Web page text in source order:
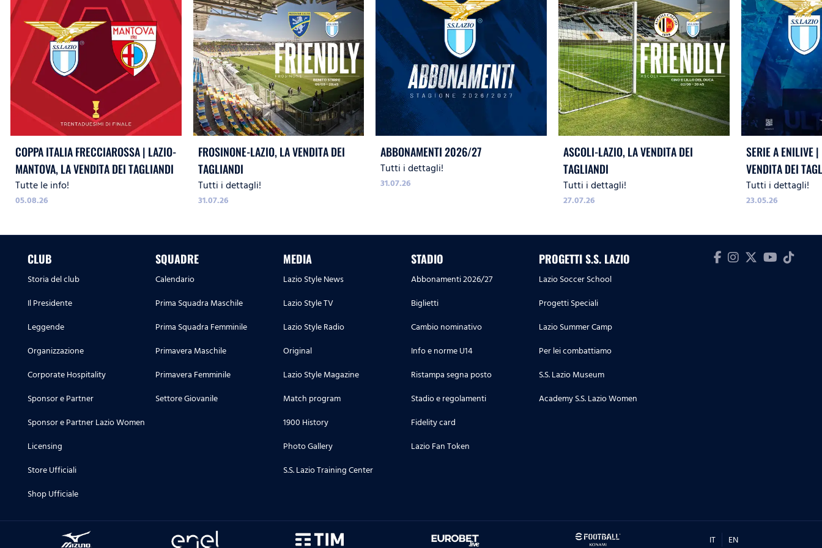
COPPA ITALIA FRECCIAROSSA | LAZIO-
MANTOVA, LA VENDITA DEI TAGLIANDI
Tutte le info!
05.08.26
FROSINONE-LAZIO, LA VENDITA DEI
TAGLIANDI
Tutti i dettagli!
31.07.26
ABBONAMENTI 2026/27
Tutti i dettagli!
31.07.26
ASCOLI-LAZIO, LA VENDITA DEI
TAGLIANDI
Tutti i dettagli!
27.07.26
SERIE A ENILIVE
VENDITA DEI
Tutti i dettagli!
23.05.26
CLUB
Storia del club
Il Presidente
Leggende
Organizzazione
Corporate Hospitality
Sponsor e Partner
Sponsor e Partner Lazio Women
Licensing
Store Ufficiali
Shop Ufficiale
SQUADRE
Calendario
Prima Squadra Maschile
Prima Squadra Femminile
Primavera Maschile
Primavera Femminile
Settore Giovanile
MEDIA
Lazio Style News
Lazio Style TV
Lazio Style Radio
Original
Lazio Style Magazine
Match program
1900 History
Photo Gallery
S.S. Lazio Training Center
STADIO
Abbonamenti 2026/27
Biglietti
Cambio nominativo
Info e norme U14
Ristampa segna posto
Stadio e regolamenti
Fidelity card
Lazio Fan Token
PROGETTI S.S. LAZIO
Lazio Soccer School
Progetti Speciali
Lazio Summer Camp
Per lei combattiamo
S.S. Lazio Museum
Academy S.S. Lazio Women
IT EN